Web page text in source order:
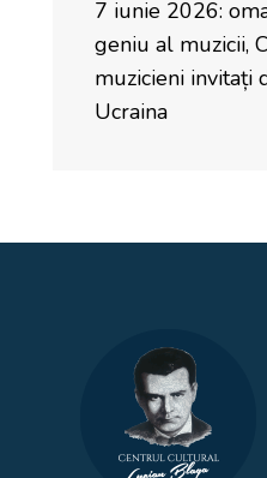
7 iunie 2026:
geniu al muzicii,
muzicieni invitați
Ucraina